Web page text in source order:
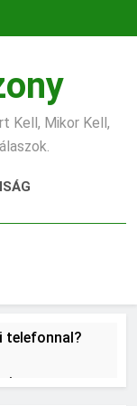
Kell, Mikor Kell,
telefonnal?
a